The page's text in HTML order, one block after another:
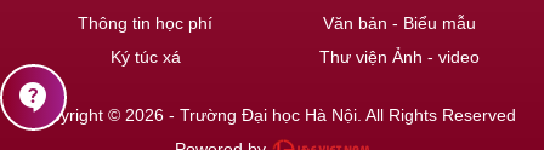
Thông tin học phí
Ký túc xá
Văn bản - Biểu mẫu
Thư viện Ảnh - video
Copyright © 2026 - Trường Đại học Hà Nội. All Rights Reserved
contact_support